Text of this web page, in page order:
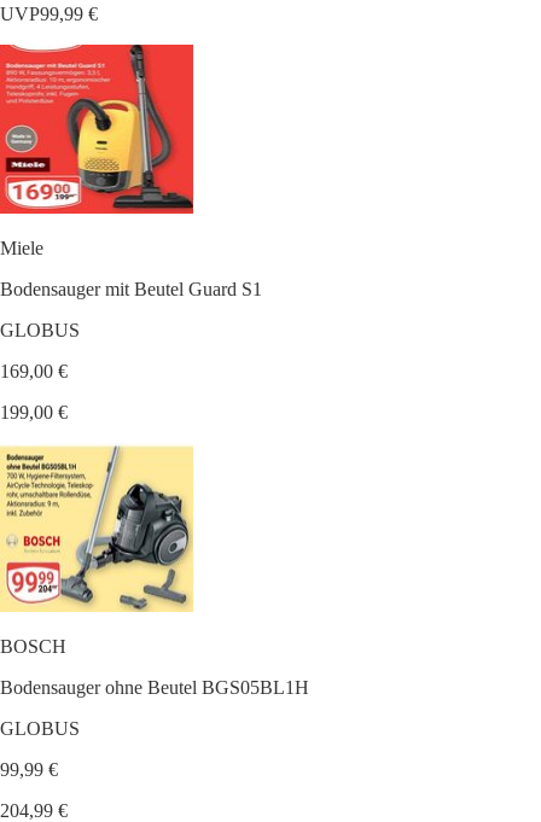
UVP99,99 €
Miele
Bodensauger mit Beutel Guard S1
GLOBUS
169,00 €
199,00 €
BOSCH
Bodensauger ohne Beutel BGS05BL1H
GLOBUS
99,99 €
204,99 €